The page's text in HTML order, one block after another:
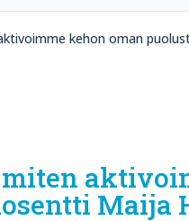
kehon oman
Maija